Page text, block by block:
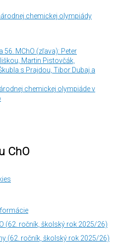
chemickej olympiády
chemickej olympiáde v
ChO
(62. ročník, školský rok 2025/26)
(62. ročník, školský rok 2025/26)